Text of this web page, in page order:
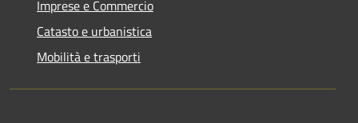
Imprese e Commercio
Catasto e urbanistica
Mobilità e trasporti